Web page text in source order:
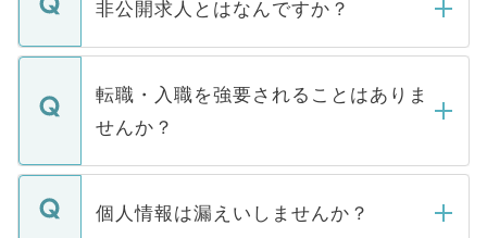
ます。通常、5営業日以内にはご連絡をせて
いただきますので、しばらくお待ちくださ
非公開求人とはなんですか？
マイナビDOCTORで取り扱っている求人の
うち約3割は、Webサイトからご覧いただ
けない「非公開求人」です。非公開求人は
下記の理由によって、一般には公開してい
ません。
■応募殺到を避けるため 人気のある医療機
転職・入職を強要されることはありま
せんか？
転職・入職を強要することは一切ありませ
ん。また、仮に応募先から内定をいただい
個人情報は漏えいしませんか？